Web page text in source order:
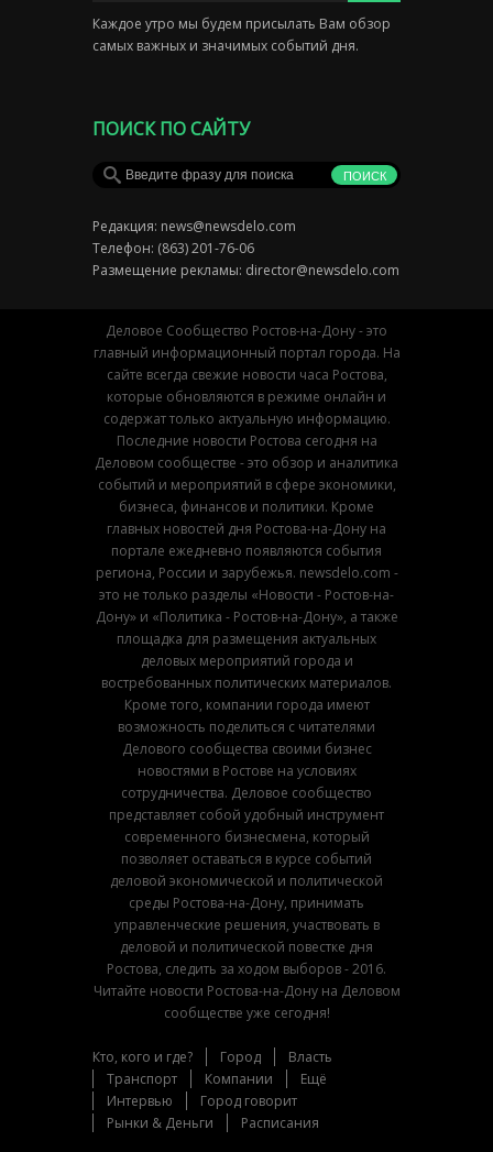
Каждое утро мы будем присылать Вам обзор
самых важных и значимых событий дня.
ПОИСК ПО САЙТУ
Редакция: news@newsdelo.com
Телефон: (863) 201-76-06
Размещение рекламы: director@newsdelo.com
Деловое Сообщество Ростов-на-Дону - это
главный информационный портал города. На
сайте всегда свежие новости часа Ростова,
которые обновляются в режиме онлайн и
содержат только актуальную информацию.
Последние новости Ростова сегодня на
Деловом сообществе - это обзор и аналитика
событий и мероприятий в сфере экономики,
бизнеса, финансов и политики. Кроме
главных новостей дня Ростова-на-Дону на
портале ежедневно появляются события
региона, России и зарубежья. newsdelo.com -
это не только разделы «Новости - Ростов-на-
Дону» и «Политика - Ростов-на-Дону», а также
площадка для размещения актуальных
деловых мероприятий города и
востребованных политических материалов.
Кроме того, компании города имеют
возможность поделиться с читателями
Делового сообщества своими бизнес
новостями в Ростове на условиях
сотрудничества. Деловое сообщество
представляет собой удобный инструмент
современного бизнесмена, который
позволяет оставаться в курсе событий
деловой экономической и политической
среды Ростова-на-Дону, принимать
управленческие решения, участвовать в
деловой и политической повестке дня
Ростова, следить за ходом выборов - 2016.
Читайте новости Ростова-на-Дону на Деловом
сообществе уже сегодня!
Кто, кого и где? Город
Власть
Транспорт
Компании
Ещё
Интервью
Город говорит
Рынки & Деньги
Расписания